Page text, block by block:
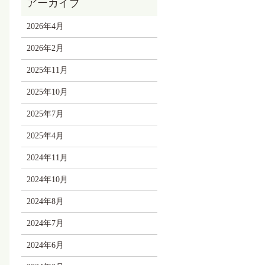
2026年4月
2026年2月
2025年11月
2025年10月
2025年7月
2025年4月
2024年11月
2024年10月
2024年8月
2024年7月
2024年6月